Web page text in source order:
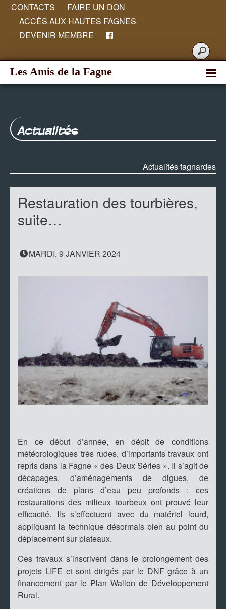
CONTACTS
FAIRE UN DON
ACCÈS AUX HAUTES FAGNES
DEVENIR MEMBRE
Les Amis de la Fagne
Actualités
Actualités fagnardes
Restauration des tourbières,
suite…
MARDI, 9 JANVIER 2024
En ce début d’année, en dépit de conditions
météorologiques très rudes, d’importants travaux ont
repris dans la Fagne « des Deux Séries ». Il s’agit de
décapages, d’aménagements de digues, de
créations de plans d’eau peu profonds : ces
restaurations des milieux tourbeux ont prouvé leur
efficacité. Ils s’effectuent avec du matériel lourd,
appliquant la technique désormais bien au point du
déplacement sur plateaux.
Ces travaux s’inscrivent dans le prolongement des
projets LIFE et sont dirigés par le DNF grâce à un
financement par le Plan Wallon de Développement
Rural.